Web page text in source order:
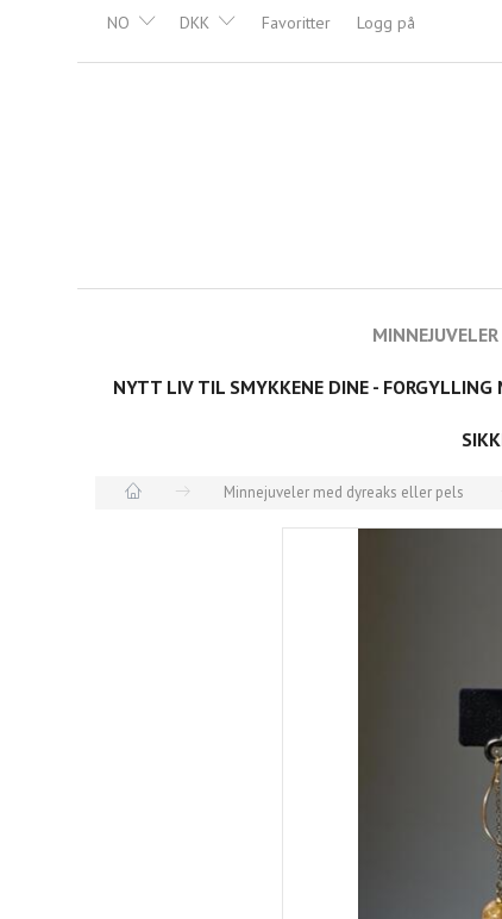
NO DKK Favoritter Logg på
NYTT LIV TIL SMYKKENE DINE -
Minnejuveler med dyreaks eller pels